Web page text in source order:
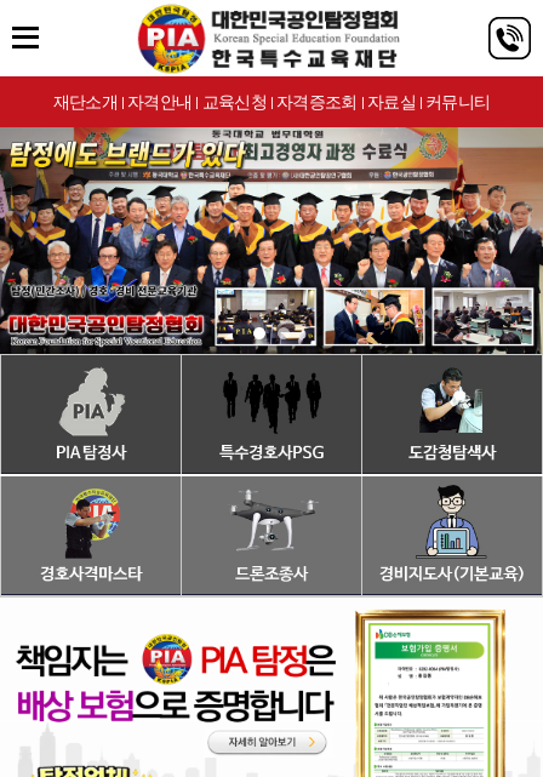
재단소개 | 자격안내 | 교육신청 | 자격증조회 | 자료실 | 커뮤니티